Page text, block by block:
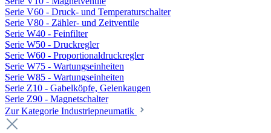
Serie V60 - Druck- und Temperaturschalter
Serie V80 - Zähler- und Zeitventile
Serie W40 - Feinfilter
Serie W50 - Druckregler
Serie W60 - Proportionaldruckregler
Serie W75 - Wartungseinheiten
Serie W85 - Wartungseinheiten
Serie Z10 - Gabelköpfe, Gelenkaugen
Serie Z90 - Magnetschalter
Zur Kategorie Industriepneumatik